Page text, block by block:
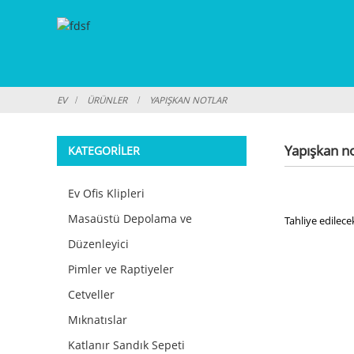
EV ÜRÜNLER YAPIŞKAN NOTLAR
KATEGORILER
Ev Ofis Klipleri
Masaüstü Depolama ve
Düzenleyici
Pimler ve Raptiyeler
Cetveller
Mıknatıslar
Katlanır Sandık Sepeti
Yapışkan
Tahliye